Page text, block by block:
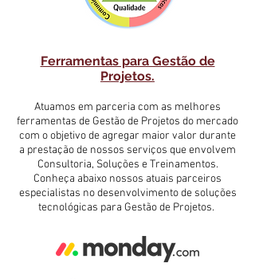
Ferramentas para Gestão de
Projetos.
Atuamos em parceria com as melhores
ferramentas de Gestão de Projetos do mercado
com o objetivo de agregar maior valor durante
a prestação de nossos serviços que envolvem
Consultoria, Soluções e Treinamentos.
Conheça abaixo nossos atuais parceiros
especialistas no desenvolvimento de soluções
tecnológicas para Gestão de Projetos.